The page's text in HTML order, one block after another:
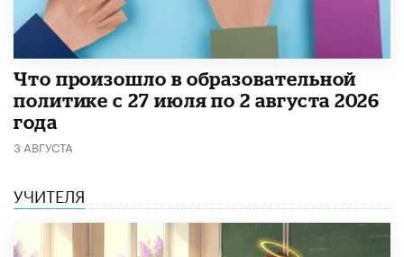
​Что произошло в образовательной
политике с 27 июля по 2 августа 2026
года
3 АВГУСТА
УЧИТЕЛЯ